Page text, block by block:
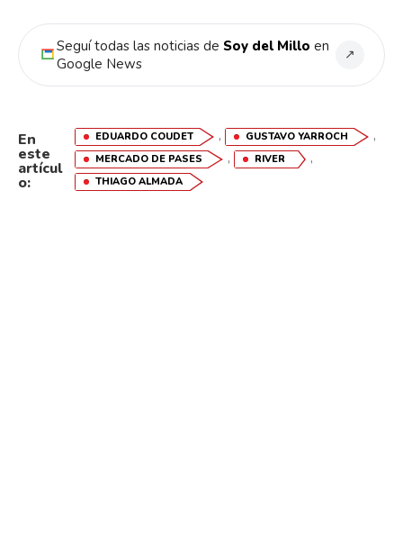
Seguí todas las noticias de Soy del Millo en
Google News
↗
En
este
artícul
o:
EDUARDO COUDET , GUSTAVO YARROCH ,
MERCADO DE PASES , RIVER ,
THIAGO ALMADA